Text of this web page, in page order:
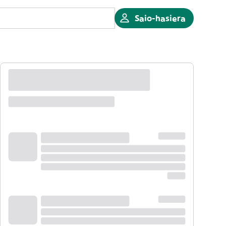
Saio-hasiera